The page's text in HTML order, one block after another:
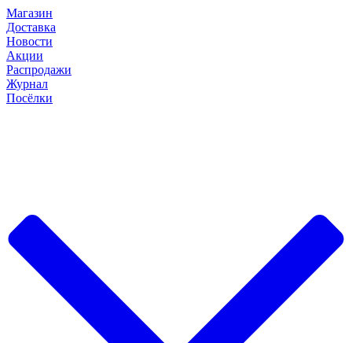
Магазин
Доставка
Новости
Акции
Распродажи
Журнал
Посёлки